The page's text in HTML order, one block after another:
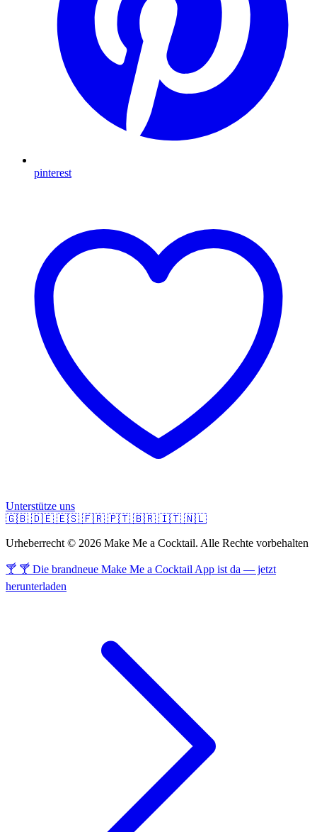
pinterest
Unterstütze uns
🇬🇧 🇩🇪 🇪🇸 🇫🇷 🇵🇹 🇧🇷 🇮🇹 🇳🇱
Urheberrecht © 2026 Make Me a Cocktail. Alle Rechte vorbehalten
🍸 🍸 Die brandneue Make Me a Cocktail App ist da — jetzt
herunterladen